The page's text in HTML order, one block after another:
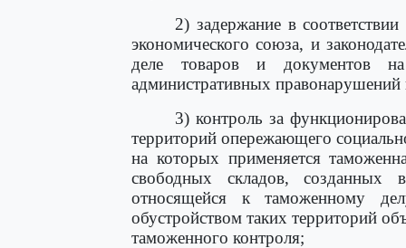
2) задержание в
экономического союза, и
деле товаров и документов
административных правонарушений
3) контроль за
территорий опережающего
на которых применяется
свободных складов, созданных
относящейся к таможенному
обустройством таких территорий
таможенного контроля;